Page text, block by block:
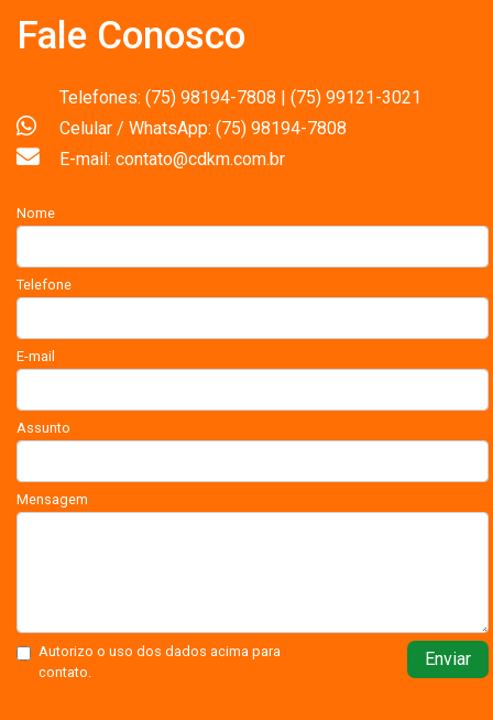
Fale Conosco
Telefones: (75) 98194-7808 | (75) 99121-3021
Celular / WhatsApp: (75) 98194-7808
E-mail: contato@cdkm.com.br
Nome
Telefone
E-mail
Assunto
Mensagem
Autorizo o uso dos dados acima para
contato.
Enviar